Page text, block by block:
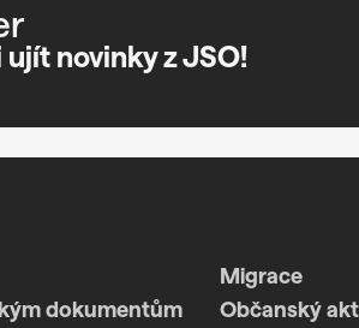
novinky z JSO!
Migrace
dokumentům
Občanský